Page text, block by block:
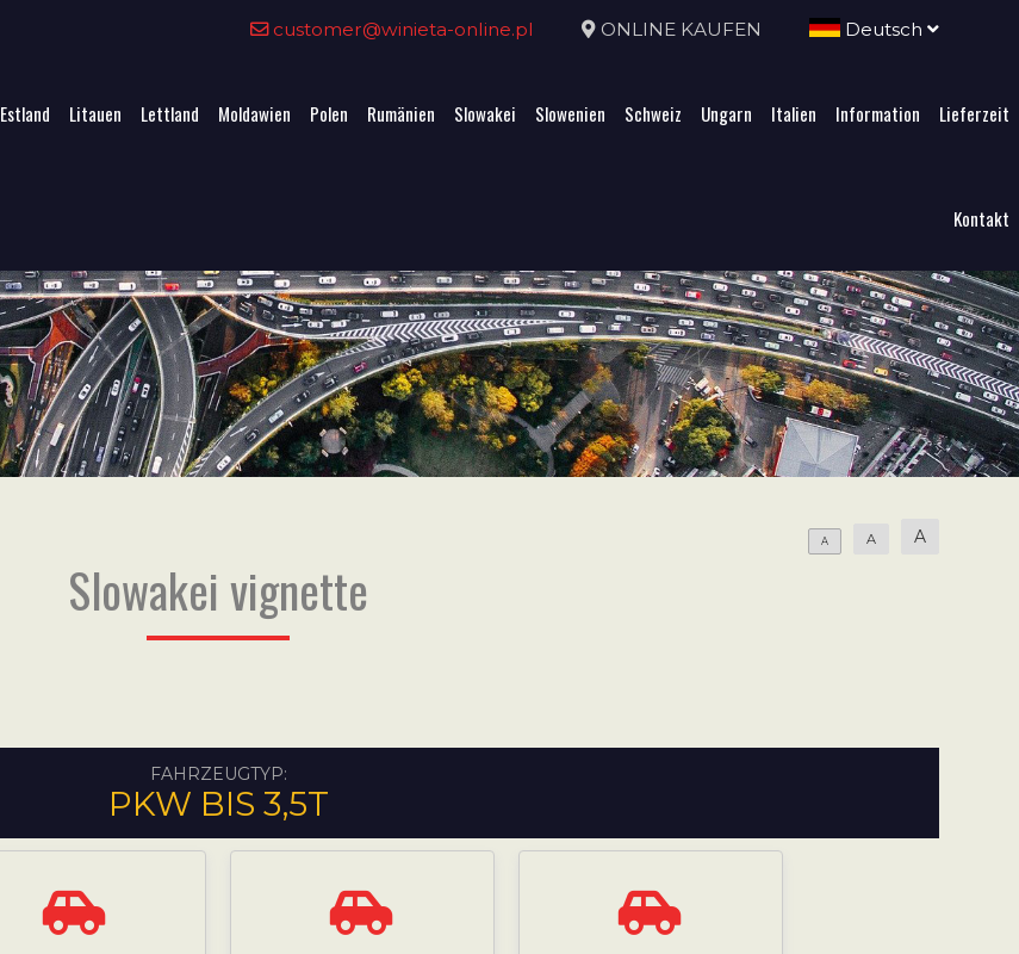
customer@winieta-online.pl ONLINE KAUFEN Deutsch
Estland Litauen Lettland Moldawien Polen Rumänien Slowakei Slowenien Schweiz Ungarn Italien Information Lieferzeit
Kontakt
A A A
Slowakei vignette
FAHRZEUGTYP:
PKW BIS 3,5T